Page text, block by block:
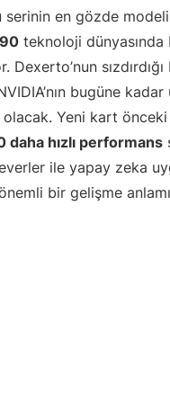
serinin en gözde
teknoloji
Dexerto’nun
bugüne
Yeni kart
daha hızlı performans
ile yapay zeka
bir gelişme